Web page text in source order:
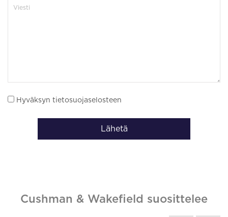
Hyväksyn tietosuojaselosteen
Lähetä
Cushman & Wakefield suosittelee